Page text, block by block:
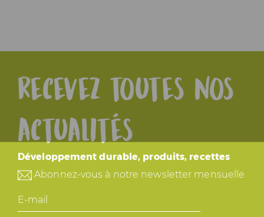
Recevez toutes nos
actualités
Développement durable, produits, recettes
Abonnez-vous à notre newsletter mensuelle
E-
mail